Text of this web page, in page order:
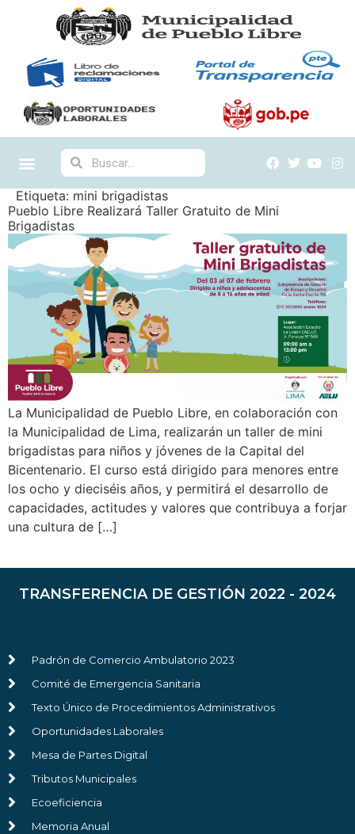
Etiqueta: mini brigadistas
Pueblo Libre Realizará Taller Gratuito de Mini
Brigadistas
La Municipalidad de Pueblo Libre, en colaboración con
la Municipalidad de Lima, realizarán un taller de mini
brigadistas para niños y jóvenes de la Capital del
Bicentenario. El curso está dirigido para menores entre
los ocho y dieciséis años, y permitirá el desarrollo de
capacidades, actitudes y valores que contribuya a forjar
una cultura de […]
TRANSFERENCIA DE GESTIÓN 2022 - 2024
Padrón de Comercio Ambulatorio 2023
Comité de Emergencia Sanitaria
Texto Único de Procedimientos Administrativos
Oportunidades Laborales
Mesa de Partes Digital
Tributos Municipales
Ecoeficiencia
Memoria Anual